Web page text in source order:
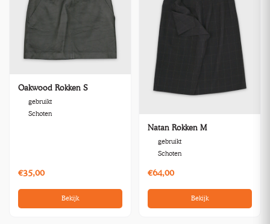
Oakwood Rokken S
gebruikt
Schoten
€35,00
Bekijk
Natan Rokken M
gebruikt
Schoten
€64,00
Bekijk